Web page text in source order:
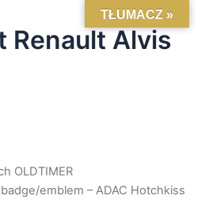
Renault Alvis
OLDTIMER
emblem – ADAC Hotchkiss
TŁUMACZ »